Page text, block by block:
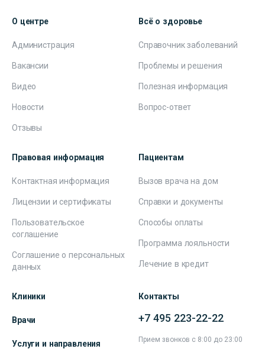
О центре
Администрация
Вакансии
Видео
Новости
Отзывы
Всё о здоровье
Справочник заболеваний
Проблемы и решения
Полезная информация
Вопрос-ответ
Правовая информация
Контактная информация
Лицензии и сертификаты
Пользовательское
соглашение
Соглашение о персональных
данных
Пациентам
Вызов врача на дом
Справки и документы
Способы оплаты
Программа лояльности
Лечение в кредит
Клиники
Врачи
Услуги и направления
Контакты
+7 495 223-22-22
Прием звонков с 8:00 до 23:00